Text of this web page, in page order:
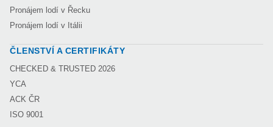
Pronájem lodí v Řecku
Pronájem lodí v Itálii
ČLENSTVÍ A CERTIFIKÁTY
CHECKED & TRUSTED 2026
YCA
ACK ČR
ISO 9001